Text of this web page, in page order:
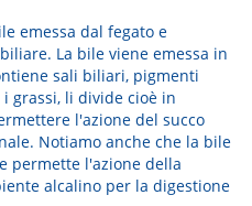
emessa dal fegato e
La bile viene emessa in
sali biliari, pigmenti
grassi, li divide cioè in
l'azione del succo
Notiamo anche che la bile
permette l'azione della
alcalino per la digestione